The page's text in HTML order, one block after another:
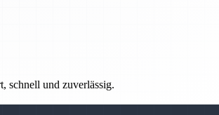
schnell und zuverlässig.